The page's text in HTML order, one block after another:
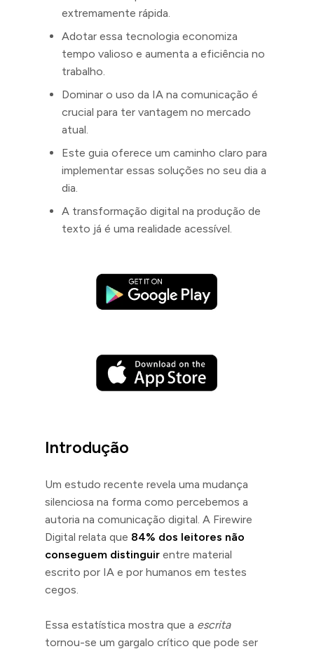
extremamente rápida.
Adotar essa tecnologia economiza
tempo valioso e aumenta a eficiência no
trabalho.
Dominar o uso da IA na comunicação é
crucial para ter vantagem no mercado
atual.
Este guia oferece um caminho claro para
implementar essas soluções no seu dia a
dia.
A transformação digital na produção de
texto já é uma realidade acessível.
Introdução
Um estudo recente revela uma mudança
silenciosa na forma como percebemos a
autoria na comunicação digital. A Firewire
Digital relata que 84% dos leitores não
conseguem distinguir entre material
escrito por IA e por humanos em testes
cegos.
Essa estatística mostra que a escrita
tornou-se um gargalo crítico que pode ser